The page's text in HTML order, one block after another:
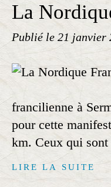
La
Publié le 21 janvier
francilienne à
pour cette
km. Ceux qui sont
LIRE LA SUITE